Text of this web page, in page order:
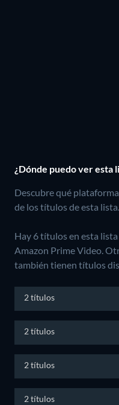
¿Dónde puedo ver esta
Descubre qué
de los títulos de esta lista.
Hay 6 títulos en esta
Amazon Prime Video.
también tienen títulos
2 títulos
2 títulos
2 títulos
2 títulos